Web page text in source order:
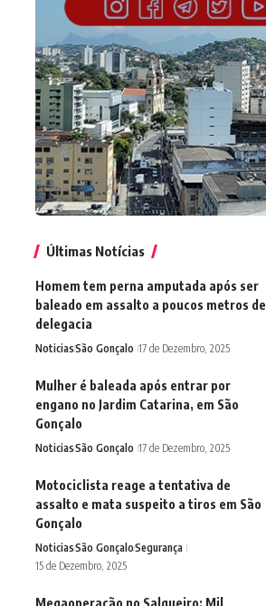
Últimas Notícias
Homem tem perna amputada após ser
baleado em assalto a poucos metros de
delegacia
NoticiasSão Gonçalo 17 de Dezembro, 2025
Mulher é baleada após entrar por
engano no Jardim Catarina, em São
Gonçalo
NoticiasSão Gonçalo 17 de Dezembro, 2025
Motociclista reage a tentativa de
assalto e mata suspeito a tiros em São
Gonçalo
NoticiasSão GonçaloSegurança
15 de Dezembro, 2025